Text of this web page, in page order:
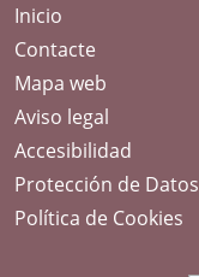
Inicio
Contacte
Mapa web
Aviso legal
Accesibilidad
Protección de Datos
Política de Cookies